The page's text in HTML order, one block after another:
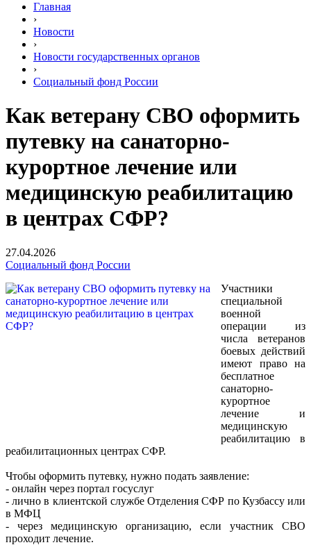
Главная
›
Новости
›
Новости государственных органов
›
Социальный фонд России
Как ветерану СВО оформить
путевку на санаторно-
курортное лечение или
медицинскую реабилитацию
в центрах СФР?
27.04.2026
Социальный фонд России
Участники
специальной
военной
операции из
числа ветеранов
боевых действий
имеют право на
бесплатное
санаторно-
курортное
лечение и
медицинскую
реабилитацию в
реабилитационных центрах СФР.
Чтобы оформить путевку, нужно подать заявление:
- онлайн через портал госуслуг
- лично в клиентской службе Отделения СФР по Кузбассу или
в МФЦ
- через медицинскую организацию, если участник СВО
проходит лечение.